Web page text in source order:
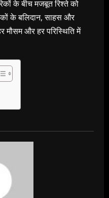
के बीच मजबूत रिश्ते को
के बलिदान, साहस और
मौसम और हर परिस्थिति में